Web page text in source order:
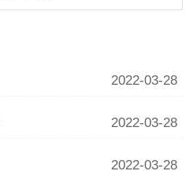
2022-03-28
2022-03-28
2022-03-28